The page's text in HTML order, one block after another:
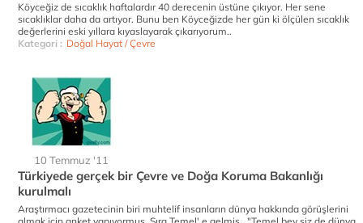
Köyceğiz de sıcaklık haftalardır 40 derecenin üstüne çıkıyor. Her sene
sıcaklıklar daha da artıyor. Bunu ben Köyceğizde her gün ki ölçülen sıcaklık
değerlerini eski yıllara kıyaslayarak çıkarıyorum..
Kategori : Doğal Hayat / Çevre
10 Temmuz '11
Türkiyede gerçek bir Çevre ve Doğa Koruma Bakanlığı
kurulmalı
Araştırmacı gazetecinin biri muhtelif insanların dünya hakkında görüşlerini